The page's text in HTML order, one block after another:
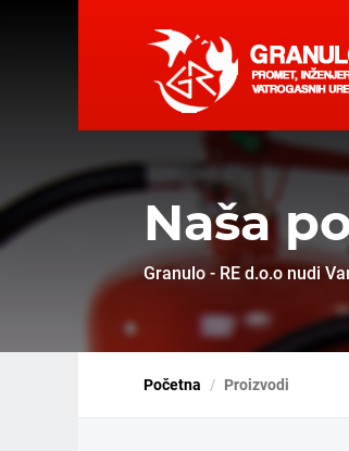
Naša
Granulo - RE d.o.o nudi
Početna Proizvodi